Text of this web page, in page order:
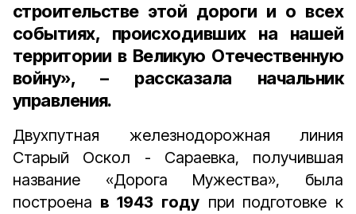
строительстве этой дороги и о всех
событиях, происходивших на нашей
территории в Великую Отечественную
войну», – рассказала начальник
управления.
Двухпутная железнодорожная линия
Старый Оскол - Сараевка, получившая
название «Дорога Мужества», была
построена в 1943 году при подготовке к